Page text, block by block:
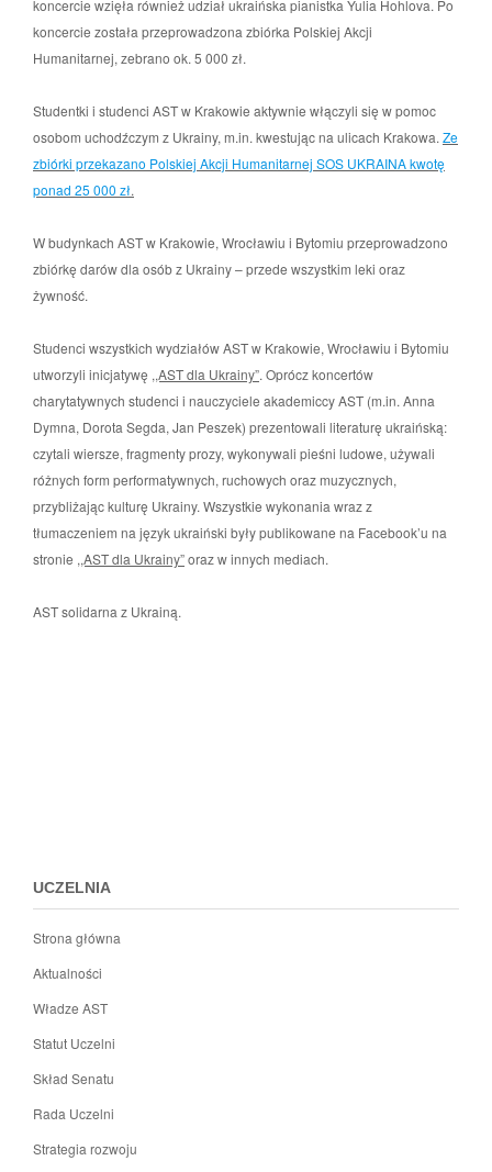
koncercie wzięła również udział ukraińska pianistka Yulia Hohlova. Po
koncercie została przeprowadzona zbiórka Polskiej Akcji
Humanitarnej, zebrano ok. 5 000 zł.
Studentki i studenci AST w Krakowie aktywnie włączyli się w pomoc
osobom uchodźczym z Ukrainy, m.in. kwestując na ulicach Krakowa. Ze
zbiórki przekazano Polskiej Akcji Humanitarnej SOS UKRAINA kwotę
ponad 25 000 zł.
W budynkach AST w Krakowie, Wrocławiu i Bytomiu przeprowadzono
zbiórkę darów dla osób z Ukrainy – przede wszystkim leki oraz
żywność.
Studenci wszystkich wydziałów AST w Krakowie, Wrocławiu i Bytomiu
utworzyli inicjatywę ,,AST dla Ukrainy”. Oprócz koncertów
charytatywnych studenci i nauczyciele akademiccy AST (m.in. Anna
Dymna, Dorota Segda, Jan Peszek) prezentowali literaturę ukraińską:
czytali wiersze, fragmenty prozy, wykonywali pieśni ludowe, używali
różnych form performatywnych, ruchowych oraz muzycznych,
przybliżając kulturę Ukrainy. Wszystkie wykonania wraz z
tłumaczeniem na język ukraiński były publikowane na Facebook’u na
stronie ,,AST dla Ukrainy”oraz w innych mediach.
AST solidarna z Ukrainą.
UCZELNIA
Strona główna
Aktualności
Władze AST
Statut Uczelni
Skład Senatu
Rada Uczelni
Strategia rozwoju